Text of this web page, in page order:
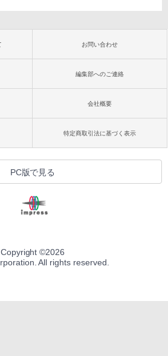
お問い合わせ
編集部へのご連絡
会社概要
特定商取引法に基づく表示
PC版で見る
Copyright ©2026
All rights reserved.